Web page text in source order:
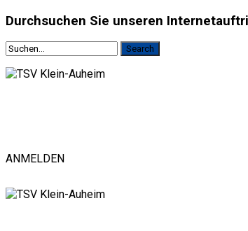
Durchsuchen Sie unseren
ANMELDEN